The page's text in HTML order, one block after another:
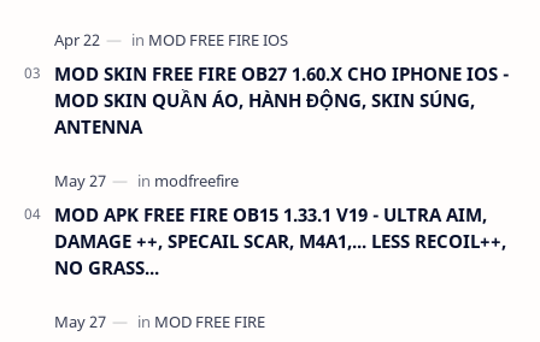
MOD SKIN FREE FIRE OB27 1.60.X CHO IPHONE IOS -
MOD SKIN QUẦN ÁO, HÀNH ĐỘNG, SKIN SÚNG,
ANTENNA
MOD APK FREE FIRE OB15 1.33.1 V19 - ULTRA AIM,
DAMAGE ++, SPECAIL SCAR, M4A1,... LESS RECOIL++,
NO GRASS...